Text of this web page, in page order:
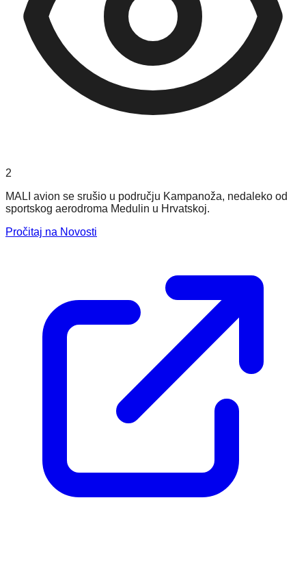
2
MALI avion se srušio u području Kampanoža, nedaleko od
sportskog aerodroma Medulin u Hrvatskoj.
Pročitaj na Novosti